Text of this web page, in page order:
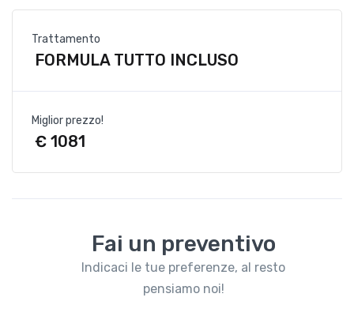
Trattamento
FORMULA TUTTO INCLUSO
Miglior prezzo!
€ 1081
Fai un preventivo
Indicaci le tue preferenze, al resto
pensiamo noi!